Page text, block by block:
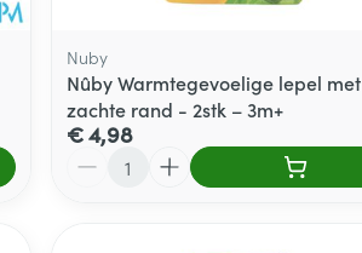
Nuby
Nûby Warmtegevoelige lepel met
zachte rand - 2stk – 3m+
€ 4,98